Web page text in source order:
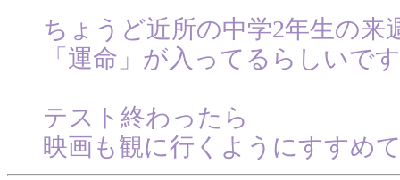
ちょうど近所の中学2年生の
「運命」が入ってるらしいで
テスト終わったら
映画も観に行くようにすすめ